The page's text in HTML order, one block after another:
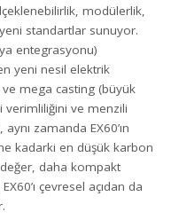
modülerlik,
standartlar sunuyor.
entegrasyonu)
yeni nesil elektrik
ve mega casting (büyük
verimliliğini ve menzili
aynı zamanda EX60’ın
kadarki en düşük karbon
değer, daha kompakt
çevresel açıdan da